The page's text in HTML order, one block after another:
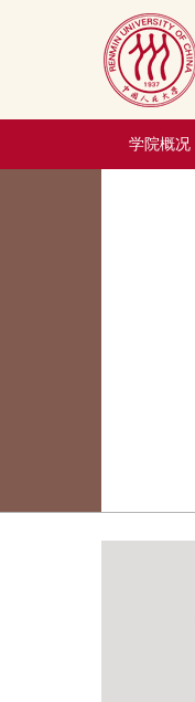
学院概况